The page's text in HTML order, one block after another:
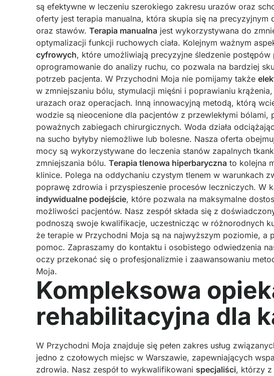
są efektywne w leczeniu szerokiego zakresu urazów oraz
oferty jest terapia manualna, która skupia się na
oraz stawów. Terapia manualna jest wykorzystywana do
optymalizacji funkcji ruchowych ciała. Kolejnym ważnym
cyfrowych, które umożliwiają precyzyjne śledzenie
oprogramowanie do analizy ruchu, co pozwala na bardziej
potrzeb pacjenta. W Przychodni Moja nie pomijamy także
w zmniejszaniu bólu, stymulacji mięśni i poprawianiu
urazach oraz operacjach. Inną innowacyjną metodą, którą
wodzie są nieocenione dla pacjentów z przewlekłymi
poważnych zabiegach chirurgicznych. Woda działa
na sucho byłyby niemożliwe lub bolesne. Nasza oferta
mocy są wykorzystywane do leczenia stanów zapalnych
zmniejszania bólu. Terapia tlenowa hiperbaryczna to kolejna
klinice. Polega na oddychaniu czystym tlenem w warunkach
poprawę zdrowia i przyspieszenie procesów leczniczych. W
indywidualne podejście, które pozwala na maksymalne
możliwości pacjentów. Nasz zespół składa się z
podnoszą swoje kwalifikacje, uczestnicząc w różnorodnych
że terapie w Przychodni Moja są na najwyższym poziomie, a
pomoc. Zapraszamy do kontaktu i osobistego odwiedzenia
oczy przekonać się o profesjonalizmie i zaawansowaniu
Moja.
Kompleksowa
rehabilitacyjna dla
W Przychodni Moja znajduje się pełen zakres usług
jedno z czołowych miejsc w Warszawie, zapewniających
zdrowia. Nasz zespół to wykwalifikowani specjaliści, którzy z